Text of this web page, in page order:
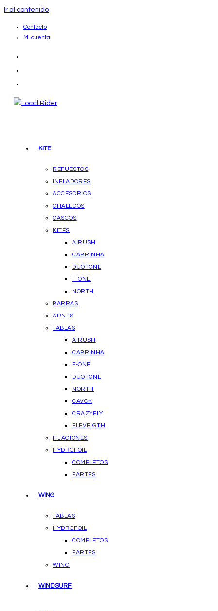
Ir al contenido
Contacto
Mi cuenta
KITE
REPUESTOS
INFLADORES
ACCESORIOS
CHALECOS
CASCOS
KITES
AIRUSH
CABRINHA
DUOTONE
F-ONE
NORTH
BARRAS
ARNES
TABLAS
AIRUSH
CABRINHA
F-ONE
DUOTONE
NORTH
CAVOK
CRAZYFLY
ELEVEIGTH
FIJACIONES
HYDROFOIL
COMPLETOS
PARTES
WING
TABLAS
HYDROFOIL
COMPLETOS
PARTES
WING
WINDSURF